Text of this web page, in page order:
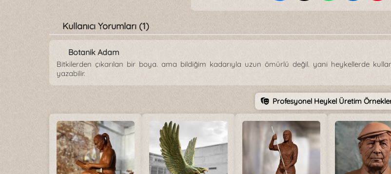
Kullanıcı Yorumları (1)
Botanik Adam
Bitkilerden çıkarılan bir boya. ama bildiğim kadarıyla uzun ömürlü değil. yani heykellerde
yazabilir.
Profesyonel Heykel Üretim